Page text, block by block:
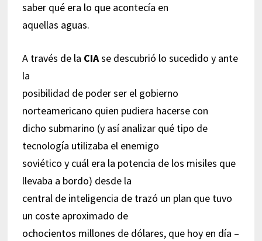
saber qué era lo que acontecía en
aquellas aguas.
A través de la CIAse descubrió lo sucedido y ante
la
posibilidad de poder ser el gobierno
norteamericano quien pudiera hacerse con
dicho submarino (y así analizar qué tipo de
tecnología utilizaba el enemigo
soviético y cuál era la potencia de los misiles que
llevaba a bordo) desde la
central de inteligencia de trazó un plan que tuvo
un coste aproximado de
ochocientos millones de dólares, que hoy en día –